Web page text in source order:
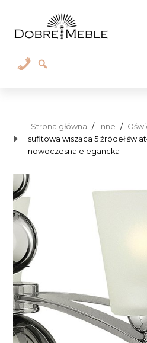
Strona główna / Inne /
sufitowa wisząca 5 źródeł
nowoczesna elegancka